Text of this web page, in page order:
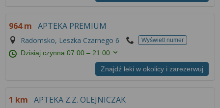
964 m APTEKA PREMIUM
Radomsko, Leszka Czarnego 6 Wyświetl numer
Dzisiaj czynna07:00 – 21:00
Znajdź leki w okolicy i zarezerwuj
1 km APTEKA Z.Z. OLEJNICZAK